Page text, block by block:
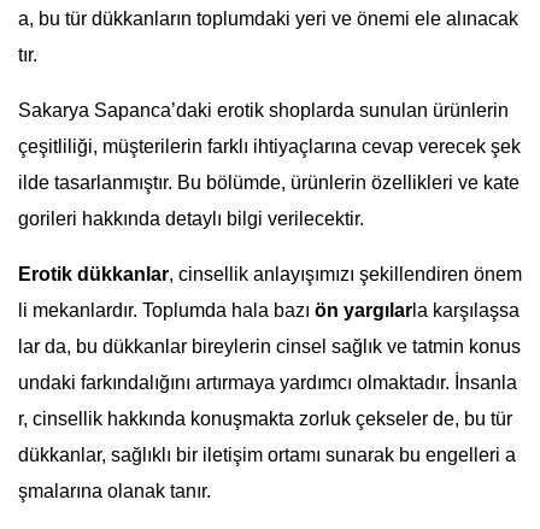
a, bu tür dükkanların toplumdaki yeri ve önemi ele alınacak
tır.
Sakarya Sapanca’daki erotik shoplarda sunulan ürünlerin
çeşitliliği, müşterilerin farklı ihtiyaçlarına cevap verecek şek
ilde tasarlanmıştır. Bu bölümde, ürünlerin özellikleri ve kate
gorileri hakkında detaylı bilgi verilecektir.
Erotik dükkanlar, cinsellik anlayışımızı şekillendiren önem
li mekanlardır. Toplumda hala bazı ön yargılar la karşılaşsa
lar da, bu dükkanlar bireylerin cinsel sağlık ve tatmin konus
undaki farkındalığını artırmaya yardımcı olmaktadır. İnsanla
r, cinsellik hakkında konuşmakta zorluk çekseler de, bu tür
dükkanlar, sağlıklı bir iletişim ortamı sunarak bu engelleri a
şmalarına olanak tanır.